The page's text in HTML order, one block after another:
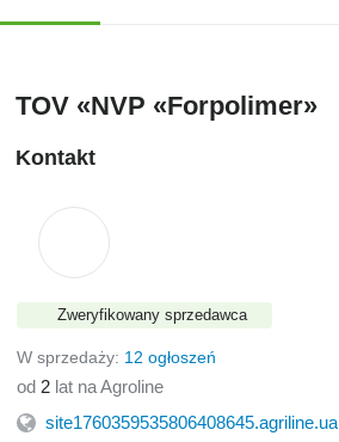
TOV «NVP «Forpolimer»
Kontakt
Zweryfikowany sprzedawca
W sprzedaży: 12 ogłoszeń
od 2 lat na Agroline
site1760359535806408645.agriline.ua